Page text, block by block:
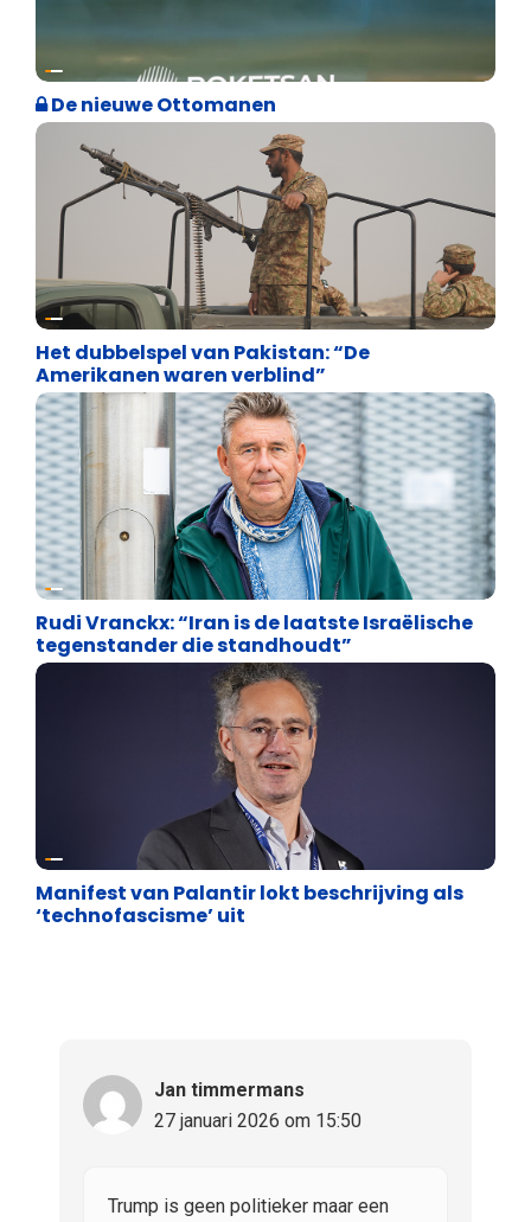
Defensie
De nieuwe Ottomanen
Defensie
Het dubbelspel van Pakistan: “De
Amerikanen waren verblind”
Defensie
Rudi Vranckx: “Iran is de laatste Israëlische
tegenstander die standhoudt”
Defensie
Manifest van Palantir lokt beschrijving als
‘technofascisme’ uit
Jan timmermans
27 januari 2026 om 15:50
Trump is geen politieker maar een